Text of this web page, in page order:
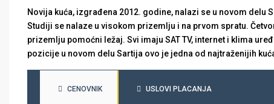
Novija kuća, izgrađena 2012. godine, nalazi se u novom
Studiji se nalaze u visokom prizemlju i na prvom spratu.
prizemlju pomoćni ležaj. Svi imaju SAT TV, internet i klima
pozicije u novom delu Sartija ovo je jedna od najtraženijih
CENOVNIK USLOVI PLACANJA